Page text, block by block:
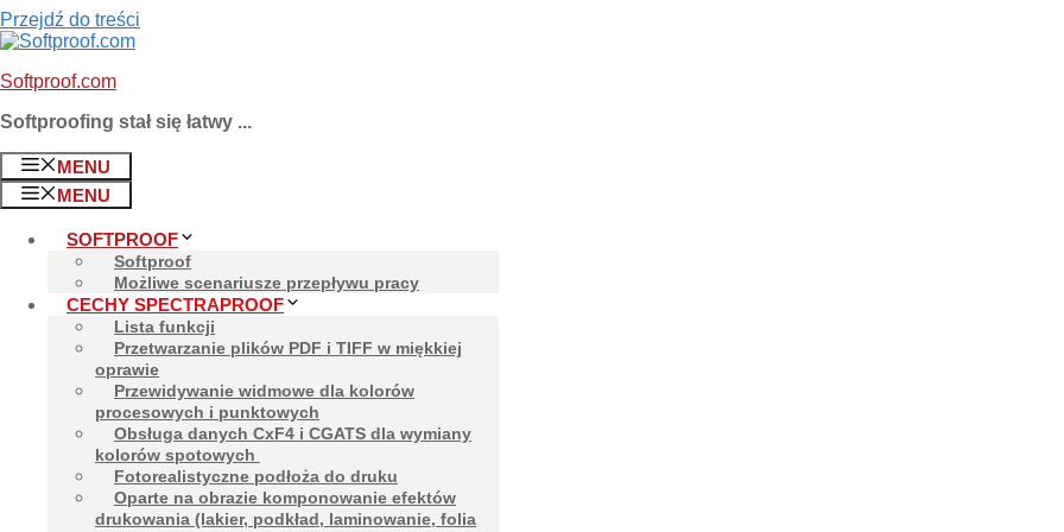
Przejdź do treści
Softproof.com
Softproofing stał się łatwy ...
MENU
MENU
SOFTPROOF
Softproof
Możliwe scenariusze przepływu pracy
CECHY SPECTRAPROOF
Lista funkcji
Przetwarzanie plików PDF i TIFF w miękkiej
oprawie
Przewidywanie widmowe dla kolorów
procesowych i punktowych
Obsługa danych CxF4 i CGATS dla wymiany
kolorów spotowych
Fotorealistyczne podłoża do druku
Oparte na obrazie komponowanie efektów
drukowania (lakier, podkład, laminowanie, folia
Pomiar i wymiana podłoży whitepoint
W SpectraProof można zmierzyć charakterystykę koloru punktu bieli podłoża drukarskiego i dokonać regulacji w celu
w końcowym wydruku softproofing.
Różne podłoża mogą mieć różne odcienie bieli, cieplejsze (czerwonawe lub żółtawe) lub chłodniejsze (niebieskawe)
zdefiniowany jako CIELab i można go zmierzyć za pomocą kompatybilnego spektrofotometru, takiego jak X-Rite i1Pro2
Dlaczego punkt bieli papieru jest tak ważny w przypadku